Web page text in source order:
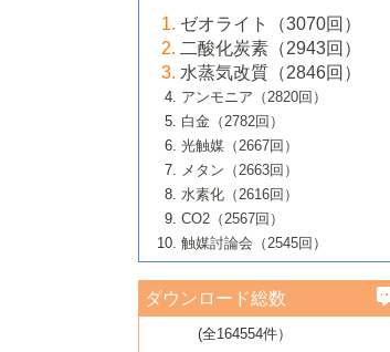
大学：オンライン・対面開催）
6号 メタン転換技術の最新動向
B号 第125回触媒討論会（2020年・工学
院大学）
5号 固体触媒による含窒素有機化合物変
換の最前線
6号 貴金属使用量低減に向けた自動車排
ガス浄化触媒の開発
B号 第123回触媒討論会（2019年・大阪
B号 第121回触媒討論会（2018年・東京
大学）
5号 水素のふるまいを解き明かす最先端
研究
6号 低級アルカンの有効利用のための触
媒技術
B号 第119回触媒討論会（2017年・首都
大学東京）
媒技術
3号 触媒研究の最先端～とびたて若き研究
者たち～（1）
4号 触媒研究の最先端～とびたて若き研究
者たち～（2）
5号 触媒研究の最先端～とびたて若き研究
者たち～（3）
6号 イオニクス材料と燃料電池・電解合成
の最新の研究動向
B号 第117回触媒討論会（2016年・大阪府
立大学）
2号 石油精製用触媒の最近の進展
3号 固体酸化物形燃料電池（SOFC）におけ
るアノード触媒上での燃料直接改質技術
4号 コアシェル構造の制御による触媒機能
5号 工業触媒およびその周辺技術の最近の
進歩
6号 ナノシート
B号 第115回触媒討論会（2015年・成蹊大
2号 光触媒反応機構に関する最新の研究動
向
開発動向
4号 人工光合成に向けた近年のアプローチ
5号 未利用熱エネルギーの有効活用に貢献
する触媒技術
6号 ポリオキソメタレート
B号 第113回触媒討論会（2014年・ロワジ
ールホテル豊橋）
1号 高耐久性燃料電池システム用触媒にお
ける新展開
2号 リビングラジカル重合の最近の動向
3号 天然ガスの化学工業的展開に関する触
媒技術
4号 貴金属触媒の精密構造制御とその活用
5号 バイオマス化成品製造のための固体触
6号 ナノ空間─吸着状態解析から新機能開拓
B号 第111回触媒討論会（2013年・関西大
▼54巻（2012年）
1号 規則性多孔体の利用技術における最近
の進歩
2号 第109回触媒討論会
3号 貴金属低減技術の最新動向
4号 貴金属代替技術の最新動向
5号 光触媒による物質変換反応の新展開
6号 グラフェン
7号 水素を利用する化成品合成の新潮流
▼53巻（2011年）
1号 金属学から見る合金触媒の新展開
2号 第107回触媒討論会
3号 触媒のその場観察法の進歩（１）
4号 触媒のその場観察法の進歩（２）
5号 不活性結合の触媒的活性化による有機
合成
6号 新しい固体酸触媒技術
7号 ゼオライト合成における最近の進歩
▼52巻（2010年）
1号 触媒の劣化対策と長寿命触媒開発
2号 第105回触媒討論会
3号 ナノ構造が拓く新機能
4号 活性サイトおよびその環境の精密な設
計による触媒の高機能化
5号 触媒を有効に使うための技術
7号 有機分子触媒による精密有機合成
1号 炭素材料－熱い注目を集める材料－
2号 第103回触媒討論会
3号 環境浄化用光触媒の現状と課題
4号 水素社会の実現に向けた水素製造・貯
蔵技術の進歩
5号 CO2が関わる触媒・材料
▼50巻（2008年）
1号 触媒化学と学会のこの10年，半世紀，
そして未来
2号 第101回触媒討論会
4号 錯体を利用したユニークな表面構造の
構築と機能
▼49巻（2007年）
1号 含フッ素化合物の合成と触媒
2号 第99回触媒討論会
3号 実用的ファインケミカル合成プロセス
を実現する触媒
▼48巻（2006年）
1号 固体酸触媒の最近の進歩
2号 第97回触媒討論会
3号 リビング重合触媒の最近の展開
1号 最近の触媒担体とその効果
2号 第95回触媒討論会
▼46巻（2004年）
1号 部分酸化反応触媒の最前線
▼45巻（2003年）
ゼオライト（3070回）
二酸化炭素（2943回）
水蒸気改質（2846回）
アンモニア（2820回）
白金（2782回）
光触媒（2667回）
メタン（2663回）
水素化（2616回）
CO2（2567回）
触媒討論会（2545回）
ダウンロード総数
(全164554件）